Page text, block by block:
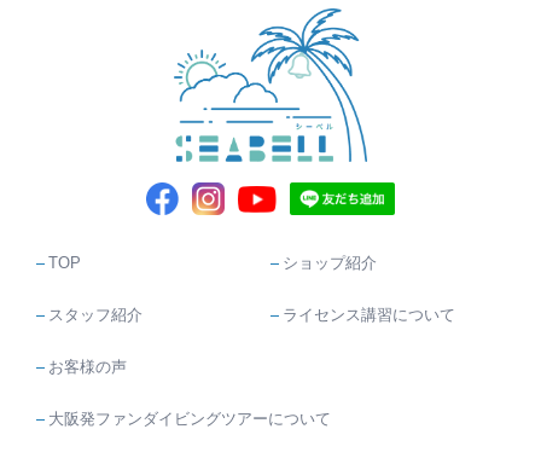
TOP ショップ紹介
スタッフ紹介 ライセンス講習について
お客様の声
大阪発ファンダイビングツアーについて